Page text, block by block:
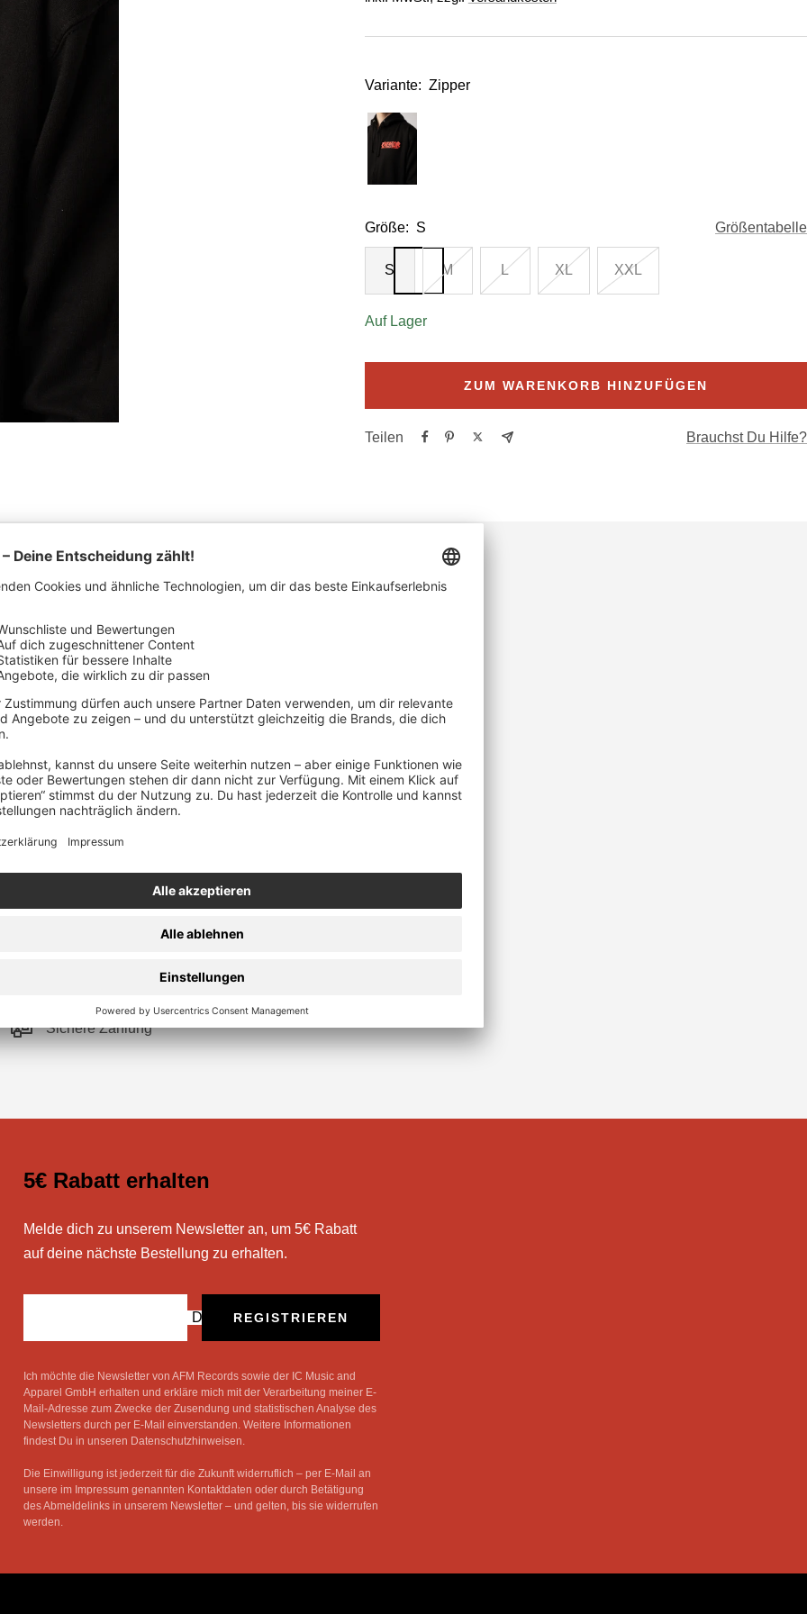
Variante: Zipper
Größe: S Größentabelle
S M L XL XXL
Auf Lager
ZUM WARENKORB HINZUFÜGEN
Teilen Brauchst Du Hilfe?
Sichere Zahlung
5€ Rabatt erhalten
Melde dich zu unserem Newsletter an, um 5€ Rabatt
auf deine nächste Bestellung zu erhalten.
Deine E-MailREGISTRIEREN
Ich möchte die Newsletter von AFM Records sowie der IC Music and
Apparel GmbH erhalten und erkläre mich mit der Verarbeitung meiner E-
Mail-Adresse zum Zwecke der Zusendung und statistischen Analyse des
Newsletters durch per E-Mail einverstanden. Weitere Informationen
findest Du in unseren Datenschutzhinweisen.
Die Einwilligung ist jederzeit für die Zukunft widerruflich – per E-Mail an
unsere im Impressum genannten Kontaktdaten oder durch Betätigung
des Abmeldelinks in unserem Newsletter – und gelten, bis sie widerrufen
werden.